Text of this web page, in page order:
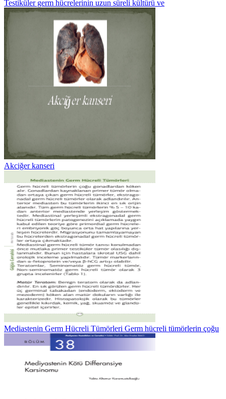
Testiküler germ hücrelerinin uzun süreli kültürü ve
Akciğer kanseri
Mediastenin Germ Hücreli Tümörleri Germ hücreli tümörlerin çoğu